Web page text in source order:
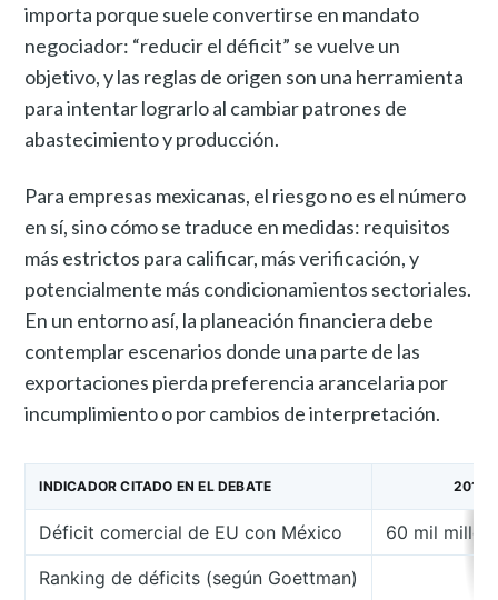
importa porque suele convertirse en mandato
negociador: “reducir el déficit” se vuelve un
objetivo, y las reglas de origen son una herramienta
para intentar lograrlo al cambiar patrones de
abastecimiento y producción.
Para empresas mexicanas, el riesgo no es el número
en sí, sino cómo se traduce en medidas: requisitos
más estrictos para calificar, más verificación, y
potencialmente más condicionamientos sectoriales.
En un entorno así, la planeación financiera debe
contemplar escenarios donde una parte de las
exportaciones pierda preferencia arancelaria por
incumplimiento o por cambios de interpretación.
INDICADOR CITADO EN EL DEBATE 2018
Déficit comercial de EU con México 60 mil
Ranking de déficits (según Goettman)